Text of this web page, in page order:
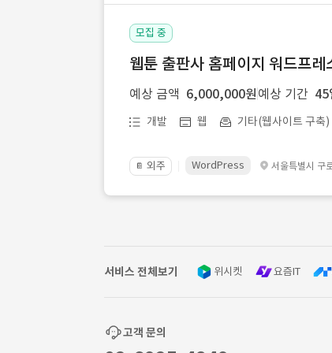
모집 중
웹툰 출판사 홈페이지 워드프
예상 금액 6,000,000원 예상 기간 45
개발 웹 기타(웹사이트 구축)
📔 외주 WordPress 서울특별시 구
서비스 전체보기 위시켓 요즘IT
고객 문의